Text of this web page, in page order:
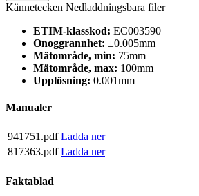
Kännetecken Nedladdningsbara filer
ETIM-klasskod: EC003590
Onoggrannhet: ±0.005mm
Mätområde, min: 75mm
Mätområde, max: 100mm
Upplösning: 0.001mm
Manualer
941751.pdf Ladda ner
817363.pdf Ladda ner
Faktablad